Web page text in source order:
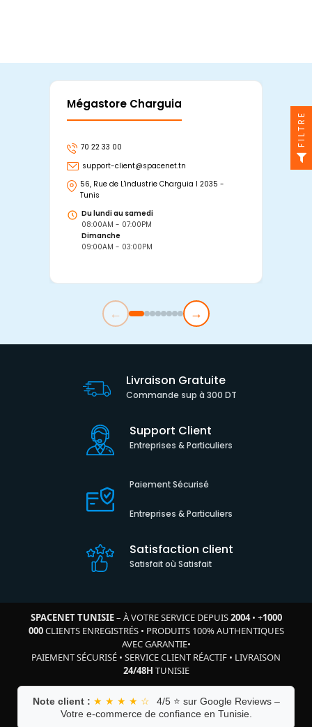
Mégastore Charguia
70 22 33 00
support-client@spacenet.tn
56, Rue de L'industrie Charguia I 2035 -
Tunis
Du lundi au samedi
08:00AM - 07:00PM
Dimanche
09:00AM - 03:00PM
← →
Livraison Gratuite
Commande sup à 300 DT
Support Client
Entreprises & Particuliers
Paiement Sécurisé
Entreprises & Particuliers
Satisfaction client
Satisfait où Satisfait
SPACENET TUNISIE– À VOTRE SERVICE DEPUIS2004• +1000
000CLIENTS ENREGISTRÉS• PRODUITS 100% AUTHENTIQUES
AVEC GARANTIE•
PAIEMENT SÉCURISÉ • SERVICE CLIENT RÉACTIF • LIVRAISON
24/48H TUNISIE
Note client : ★ ★ ★ ★ ☆
4/5 ⭐ sur Google Reviews –
Votre e-commerce de confiance en Tunisie.
FILTRE